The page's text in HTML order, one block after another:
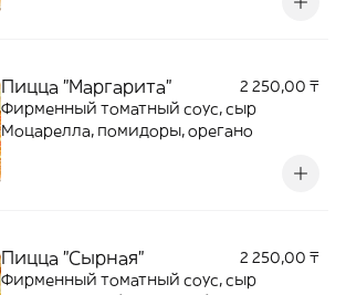
Пицца "Маргарита"
2 250,00 ₸
Фирменный томатный соус, сыр
Моцарелла, помидоры, орегано
Пицца "Сырная"
2 250,00 ₸
Фирменный томатный соус, сыр